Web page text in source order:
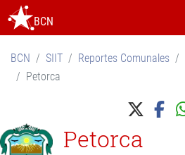
BCN
BCN SIIT Reportes Comunales
Petorca
Petorca